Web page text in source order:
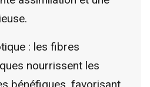
: les fibres
nourrissent les
bénéfiques, favorisant